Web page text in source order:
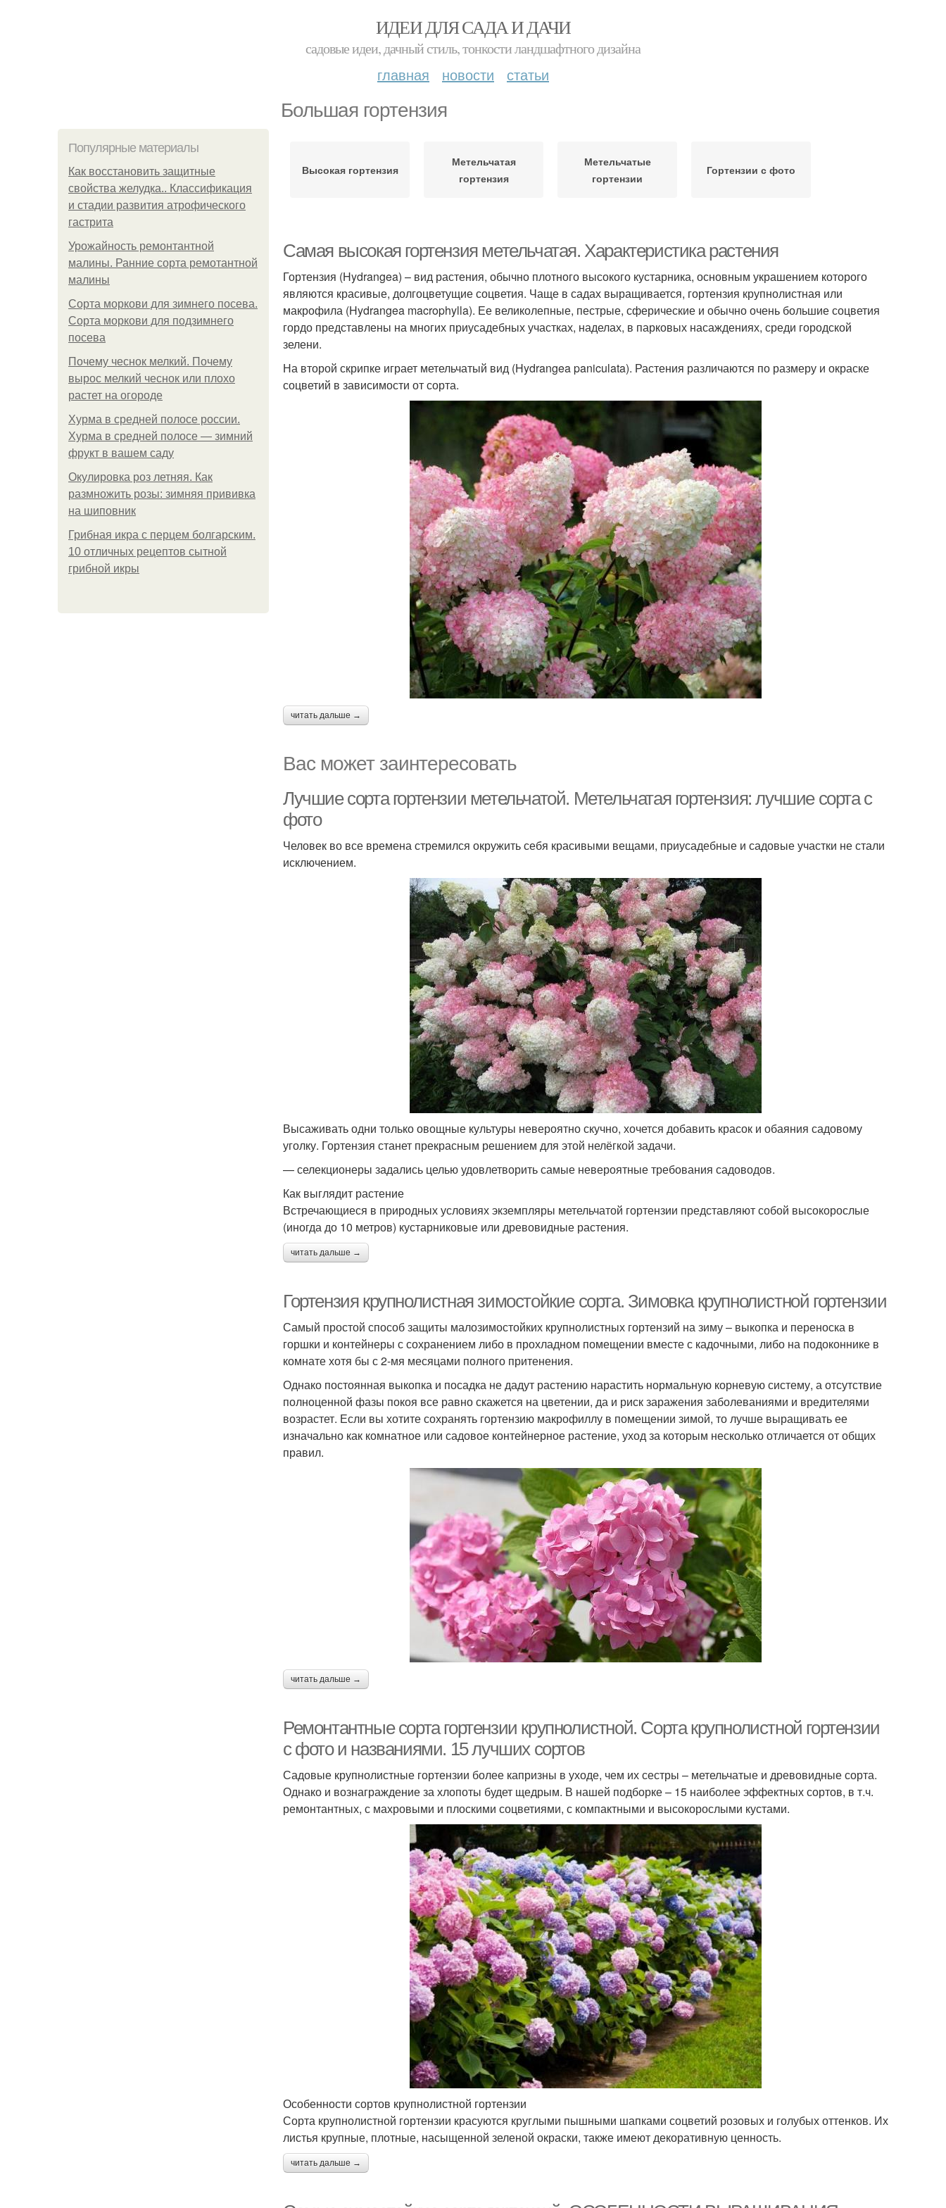
ИДЕИ ДЛЯ САДА И ДАЧИ
садовые идеи, дачный стиль, тонкости ландшафтного дизайна
главная новости статьи
Большая гортензия
Популярные материалы
Как восстановить защитные
свойства желудка.. Классификация
и стадии развития атрофического
гастрита
Урожайность ремонтантной
малины. Ранние сорта ремотантной
малины
Сорта моркови для зимнего посева.
Сорта моркови для подзимнего
посева
Почему чеснок мелкий. Почему
вырос мелкий чеснок или плохо
растет на огороде
Хурма в средней полосе россии.
Хурма в средней полосе — зимний
фрукт в вашем саду
Окулировка роз летняя. Как
размножить розы: зимняя прививка
на шиповник
Грибная икра с перцем болгарским.
10 отличных рецептов сытной
грибной икры
Высокая гортензия
Метельчатая
гортензия
Метельчатые
гортензии
Гортензии с фото
Самая высокая гортензия метельчатая. Характеристика растения
Гортензия (Hydrangea) – вид растения, обычно плотного высокого кустарника, основным украшением которого
являются красивые, долгоцветущие соцветия. Чаще в садах выращивается, гортензия крупнолистная или
макрофила (Hydrangea macrophylla). Ее великолепные, пестрые, сферические и обычно очень большие соцветия
гордо представлены на многих приусадебных участках, наделах, в парковых насаждениях, среди городской
зелени.
На второй скрипке играет метельчатый вид (Hydrangea paniculata). Растения различаются по размеру и окраске
соцветий в зависимости от сорта.
читать дальше →
Вас может заинтересовать
Лучшие сорта гортензии метельчатой. Метельчатая гортензия: лучшие сорта с
фото
Человек во все времена стремился окружить себя красивыми вещами, приусадебные и садовые участки не стали
исключением.
Высаживать одни только овощные культуры невероятно скучно, хочется добавить красок и обаяния садовому
уголку. Гортензия станет прекрасным решением для этой нелёгкой задачи.
— селекционеры задались целью удовлетворить самые невероятные требования садоводов.
Как выглядит растение
Встречающиеся в природных условиях экземпляры метельчатой гортензии представляют собой высокорослые
(иногда до 10 метров) кустарниковые или древовидные растения.
читать дальше →
Гортензия крупнолистная зимостойкие сорта. Зимовка крупнолистной гортензии
Самый простой способ защиты малозимостойких крупнолистных гортензий на зиму – выкопка и переноска в
горшки и контейнеры с сохранением либо в прохладном помещении вместе с кадочными, либо на подоконнике в
комнате хотя бы с 2-мя месяцами полного притенения.
Однако постоянная выкопка и посадка не дадут растению нарастить нормальную корневую систему, а отсутствие
полноценной фазы покоя все равно скажется на цветении, да и риск заражения заболеваниями и вредителями
возрастет. Если вы хотите сохранять гортензию макрофиллу в помещении зимой, то лучше выращивать ее
изначально как комнатное или садовое контейнерное растение, уход за которым несколько отличается от общих
правил.
читать дальше →
Ремонтантные сорта гортензии крупнолистной. Сорта крупнолистной гортензии
с фото и названиями. 15 лучших сортов
Садовые крупнолистные гортензии более капризны в уходе, чем их сестры – метельчатые и древовидные сорта.
Однако и вознаграждение за хлопоты будет щедрым. В нашей подборке – 15 наиболее эффектных сортов, в т.ч.
ремонтантных, с махровыми и плоскими соцветиями, с компактными и высокорослыми кустами.
Особенности сортов крупнолистной гортензии
Сорта крупнолистной гортензии красуются круглыми пышными шапками соцветий розовых и голубых оттенков. Их
листья крупные, плотные, насыщенной зеленой окраски, также имеют декоративную ценность.
читать дальше →